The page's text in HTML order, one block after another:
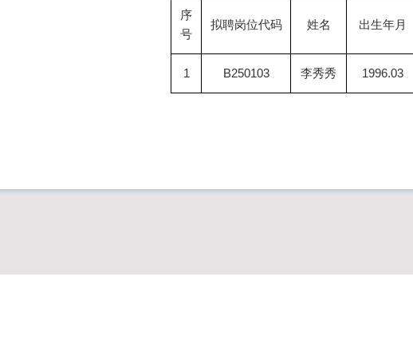
序
号
拟聘岗位代码 姓名 出生年月
1 B250103 李秀秀 1996.03